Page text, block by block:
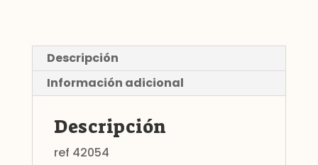
Descripción
Información adicional
Descripción
ref 42054